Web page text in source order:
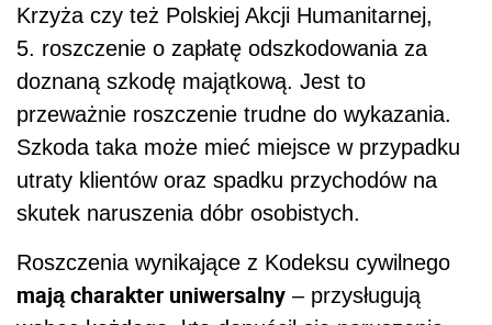
Krzyża czy też Polskiej Akcji Humanitarnej,
5. roszczenie o zapłatę odszkodowania za
doznaną szkodę majątkową. Jest to
przeważnie roszczenie trudne do wykazania.
Szkoda taka może mieć miejsce w przypadku
utraty klientów oraz spadku przychodów na
skutek naruszenia dóbr osobistych.
Roszczenia wynikające z Kodeksu cywilnego
mają charakter uniwersalny – przysługują